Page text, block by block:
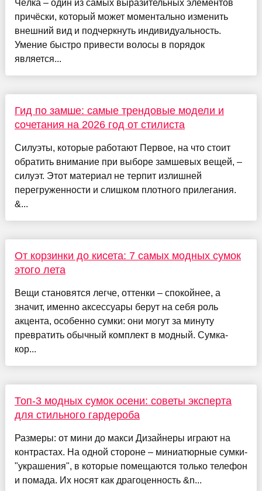
Чёлка – один из самых выразительных элементов
причёски, который может моментально изменить
внешний вид и подчеркнуть индивидуальность.
Умение быстро привести волосы в порядок
является...
Гид по замше: самые трендовые модели и
сочетания на 2026 год от стилиста
Силуэты, которые работают Первое, на что стоит
обратить внимание при выборе замшевых вещей, –
силуэт. Этот материал не терпит излишней
перегруженности и слишком плотного прилегания.
&...
От корзинки до кисета: 7 самых модных сумок
этого лета
Вещи становятся легче, оттенки – спокойнее, а
значит, именно аксессуары берут на себя роль
акцента, особенно сумки: они могут за минуту
превратить обычный комплект в модный. Сумка-
кор...
Топ-3 модных сумок осени: советы эксперта
для стильного гардероба
Размеры: от мини до макси Дизайнеры играют на
контрастах. На одной стороне – миниатюрные сумки-
"украшения", в которые помещаются только телефон
и помада. Их носят как драгоценность &n...